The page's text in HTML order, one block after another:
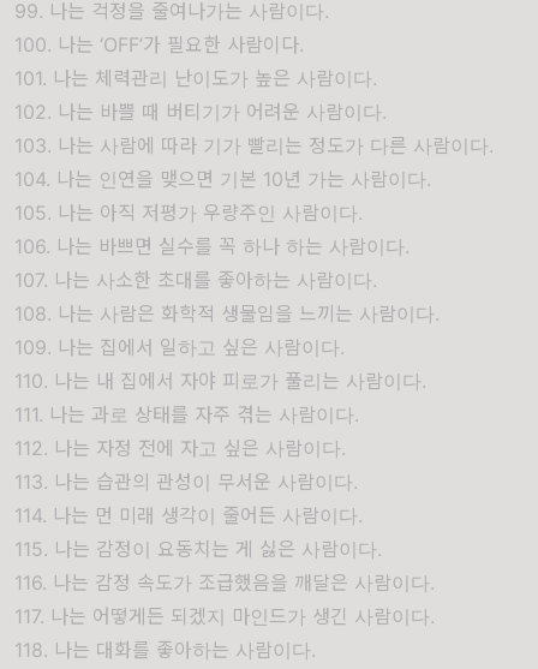
99. 나는 걱정을 줄여나가는 사람이다.
100. 나는 ‘OFF’가 필요한 사람이다.
101. 나는 체력관리 난이도가 높은 사람이다.
102. 나는 바쁠 때 버티기가 어려운 사람이다.
103. 나는 사람에 따라 기가 빨리는 정도가 다른 사람이다.
104. 나는 인연을 맺으면 기본 10년 가는 사람이다.
105. 나는 아직 저평가 우량주인 사람이다.
106. 나는 바쁘면 실수를 꼭 하나 하는 사람이다.
107. 나는 사소한 초대를 좋아하는 사람이다.
108. 나는 사람은 화학적 생물임을 느끼는 사람이다.
109. 나는 집에서 일하고 싶은 사람이다.
110. 나는 내 집에서 자야 피로가 풀리는 사람이다.
111. 나는 과로 상태를 자주 겪는 사람이다.
112. 나는 자정 전에 자고 싶은 사람이다.
113. 나는 습관의 관성이 무서운 사람이다.
114. 나는 먼 미래 생각이 줄어든 사람이다.
115. 나는 감정이 요동치는 게 싫은 사람이다.
116. 나는 감정 속도가 조급했음을 깨달은 사람이다.
117. 나는 어떻게든 되겠지 마인드가 생긴 사람이다.
118. 나는 대화를 좋아하는 사람이다.